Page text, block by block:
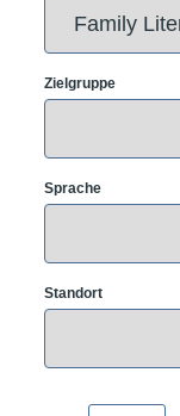
Zielgruppe
Sprache
Standort